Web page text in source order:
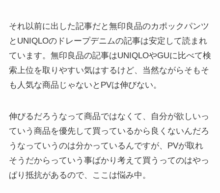
それ以前に出した記事だと無印良品のカポックパンツ
とUNIQLOのドレープデニムの記事は安定して読まれ
ています。無印良品の記事はUNIQLOやGUに比べて検
索上位を取りやすい気はするけど、当然ながらそもそ
も人気な商品じゃないとPVは伸びない。
伸びるだろうなって商品ではなくて、自分が欲しいっ
ていう商品を優先して買っているから良くないんだろ
うなっていうのは分かっているんですが、PVが取れ
そうだからっていう事ばかり考えて買うってのはやっ
ぱり抵抗があるので、ここは悩み中。